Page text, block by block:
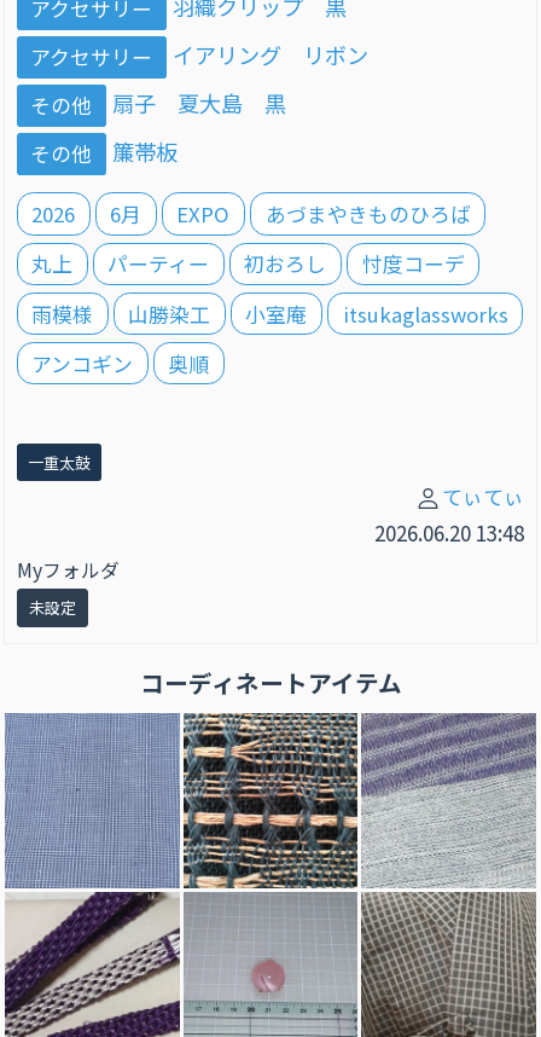
アクセサリー 羽織クリップ 黒
アクセサリー イアリング リボン
その他 扇子 夏大島 黒
その他 簾帯板
2026 6月 EXPO
あづまやきものひろば
丸上
パーティー 初おろし
忖度コーデ
雨模様
山勝染工 小室庵
itsukaglassworks
アンコギン
奥順
一重太鼓
てぃてぃ
2026.06.20 13:48
Myフォルダ
未設定
コーディネートアイテム